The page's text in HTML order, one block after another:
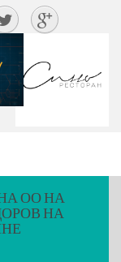
ОО НА
НА